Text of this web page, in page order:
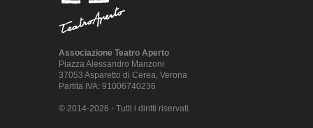
Associazione Teatro Aperto
Piazza Alessandro Manzoni
37053 Asparetto di Cerea, Verona
Partita IVA: 91006740236
© 2014-2026 - Tutti i diritti riservati.